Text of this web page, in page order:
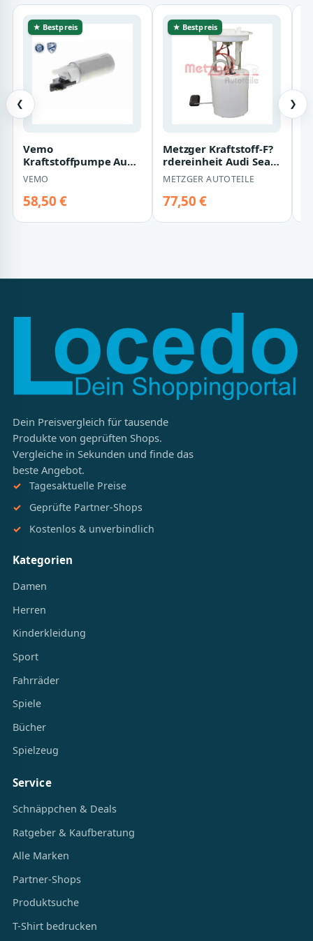
❮
★ Bestpreis
Vemo
Kraftstoffpumpe Audi
Citroen Fiat Ford Opel
Skoda Suzuki Volvo
VEMO
58,50 €
★ Bestpreis
Metzger Kraftstoff-F?
rdereinheit Audi Seat
Skoda VW 2250094
METZGER AUTOTEILE
77,50 €
❯
Dein Preisvergleich für tausende
Produkte von geprüften Shops.
Vergleiche in Sekunden und finde das
beste Angebot.
Tagesaktuelle Preise
Geprüfte Partner-Shops
Kostenlos & unverbindlich
Kategorien
Damen
Herren
Kinderkleidung
Sport
Fahrräder
Spiele
Bücher
Spielzeug
Service
Schnäppchen & Deals
Ratgeber & Kaufberatung
Alle Marken
Partner-Shops
Produktsuche
T-Shirt bedrucken